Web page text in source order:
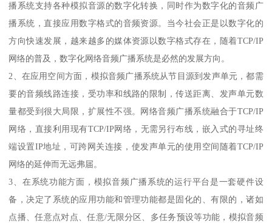
播系统支持各种模拟音源的数字化转换，同时作为数字化的音频广
播系统，直接应用数字格式的音频资源。当今社会正是以数字化的
方向快速发展，越来越多的媒体资源以数字格式存在，随着TCP/IP
网络的普及，数字化网络音频广播系统是必然的发展方向。
2、在应用空间方面，模拟音频广播系统从节目源到发声单元，都需
要的音频线路连接，受功率和线路的限制，传送距离、发声单元数
量都受到很大局限，扩展性不强。网络音频广播系统融合于TCP/IP
网络，直接利用现有TCP/IP网络，无需另行布线，嵌入式的寻址终
端设置IP地址，可跨网关连接，使发声单元的使用空间随着TCP/IP
网络的延伸而无远弗届。
3、在系统功能方面，模拟音频广播系统的运行平台是一套硬件设
备，决定了系统的应用功能和管理功能都是固化的、有限的，诸如
点播、任意点对点、任意/无限分区、多任务预设等功能，模拟音频